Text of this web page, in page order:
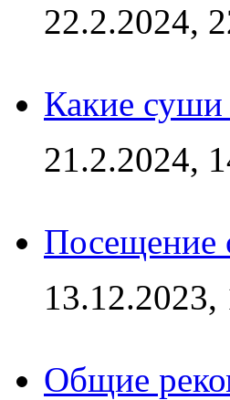
22.2.2024,
Какие суши
21.2.2024,
Посещение
13.12.2023,
Общие